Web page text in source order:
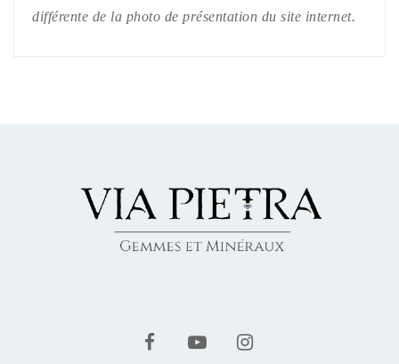
différente de la photo de présentation du site internet.